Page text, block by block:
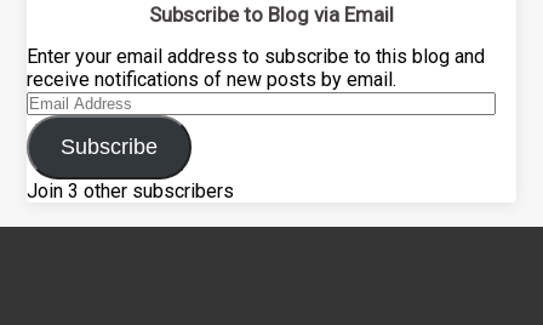
Subscribe to Blog via Email
Enter your email address to subscribe to this blog and
receive notifications of new posts by email.
Email
Address
Subscribe
Join 3 other subscribers